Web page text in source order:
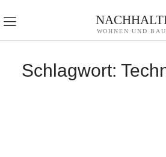
WOHNEN UND
Schlagwort: